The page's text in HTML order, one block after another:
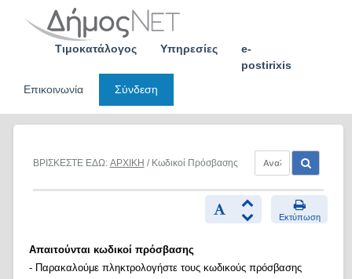
Τιμοκατάλογος Υπηρεσίες
e-
postirixis
Επικοινωνία
Σύνδεση
ΒΡΙΣΚΕΣΤΕ ΕΔΩ: ΑΡΧΙΚΗ / Κωδικοί Πρόσβασης
Εκτύπωση
Απαιτούνται κωδικοί πρόσβασης
- Παρακαλούμε πληκτρολογήστε τους κωδικούς πρόσβασης